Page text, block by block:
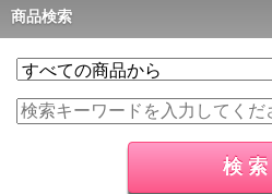
商品検索